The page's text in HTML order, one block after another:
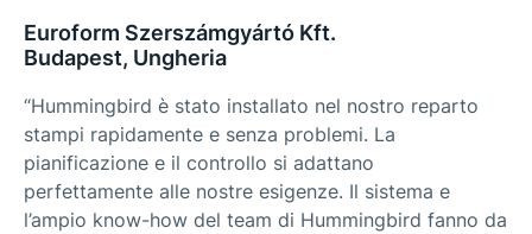
Euroform Szerszámgyártó Kft.
Budapest, Ungheria
“Hummingbird è stato installato nel nostro reparto
stampi rapidamente e senza problemi. La
pianificazione e il controllo si adattano
perfettamente alle nostre esigenze. Il sistema e
l’ampio know-how del team di Hummingbird fanno da